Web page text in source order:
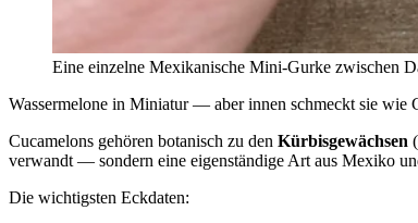
Eine einzelne Mexikanische Mini-Gurke zwischen
Wassermelone in Miniatur — aber innen schmeckt sie wie
Cucamelons gehören botanisch zu den Kürbisgewächsen
verwandt — sondern eine eigenständige Art aus Mexiko
Die wichtigsten Eckdaten: